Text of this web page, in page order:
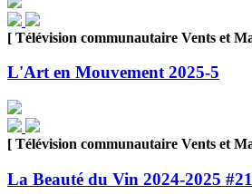
[ Télévision communautaire Vents et
L'Art en Mouvement 2025-5
[ Télévision communautaire Vents et
La Beauté du Vin 2024-2025 #21